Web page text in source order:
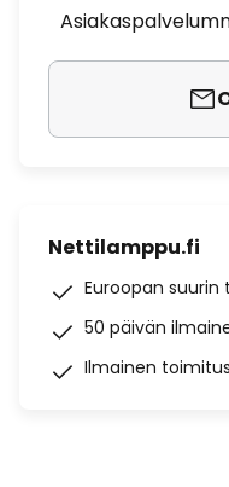
Nettilamppu.fi
Euroopan
50 päivän
Ilmainen